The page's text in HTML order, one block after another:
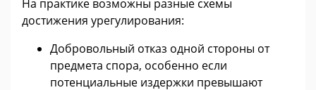
На практике возможны разные схемы
достижения урегулирования:
Добровольный отказ одной стороны от
предмета спора, особенно если
потенциальные издержки превышают